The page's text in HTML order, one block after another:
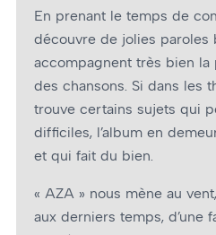
En prenant le temps de
découvre de jolies paroles
accompagnent très bien la
des chansons. Si dans les
trouve certains sujets qui
difficiles, l’album en
et qui fait du bien.
« AZA » nous mène au
aux derniers temps, d’une